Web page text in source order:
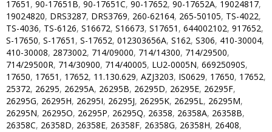
17651 , 90-17651B, 90-17651C, 90-17652, 90-17652A, 19024817,
19024820, DRS3287, DRS3769, 260-62164, 265-50105, TS-4022,
TS-4036, TS-6126, S16672, S16673, S17651 , 644002102, 917652,
S-17650, S-17651 , S-17652, 012303656A, S162, S306, 410-30004,
410-30008, 2873002, 714/09000, 714/14300, 714/29500,
714/29500R, 714/30900, 714/40005, LU2-0005N, 66925090S,
17650, 17651 , 17652, 11.130.629, AZJ3203, IS0629, 17650, 17652,
25372, 26295, 26295A, 26295B, 26295D, 26295E, 26295F,
26295G, 26295H, 26295I, 26295J, 26295K, 26295L, 26295M,
26295N, 26295O, 26295P, 26295Q, 26358, 26358A, 26358B,
26358C, 26358D, 26358E, 26358F, 26358G, 26358H, 26408,